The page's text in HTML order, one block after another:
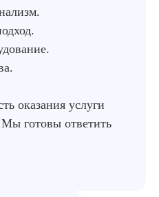
оказания услуги
готовы ответить